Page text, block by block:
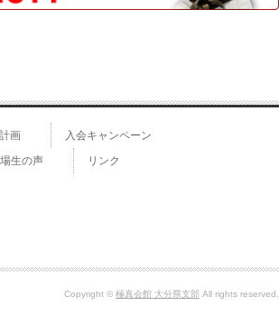
画
入会キャンペーン
生の声 リンク
Copyright © 極真会館 大分県支部 All rights reserved.